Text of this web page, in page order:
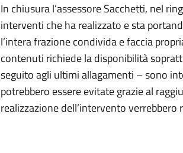
In chiusura l’assessore Sacchetti, nel
interventi che ha realizzato e sta
l’intera frazione condivida e faccia
contenuti richiede la disponibilità
seguito agli ultimi allagamenti – sono
potrebbero essere evitate grazie al
realizzazione dell’intervento